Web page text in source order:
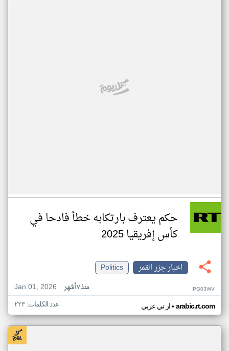
حكم يعترف بارتكابه خطأ فادحا في
كأس إفريقيا 2025
اخبار جزر القمر
Politics
Jan 01, 2026
منذ ٧ أشهر PG03WV
ار تي عربي• arabic.rt.com عدد الكلمات: ٢٢٣